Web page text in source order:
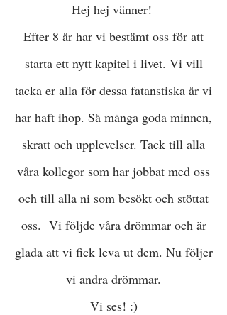
Hej hej vänner!
Efter 8 år har vi bestämt oss för att
starta ett nytt kapitel i livet. Vi vill
tacka er alla för dessa fatanstiska år vi
har haft ihop. Så många goda minnen,
skratt och upplevelser. Tack till alla
våra kollegor som har jobbat med oss
och till alla ni som besökt och stöttat
oss. Vi följde våra drömmar och är
glada att vi fick leva ut dem. Nu följer
vi andra drömmar.
Vi ses! :)